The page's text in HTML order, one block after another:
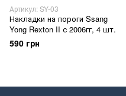
Артикул: SY-03
Накладки на пороги Ssang
Yong Rexton II с 2006гг, 4 шт.
590 грн